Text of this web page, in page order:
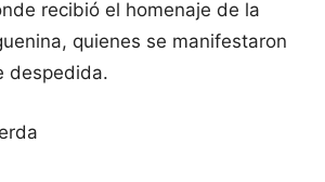
recibió el homenaje de la
quienes se manifestaron
despedida.